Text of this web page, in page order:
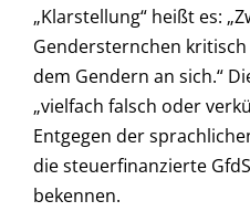
„Klarstellung“ heißt es:
Gendersternchen
dem Gendern an sich.“
„vielfach falsch oder
Entgegen der
die steuerfinanzierte
bekennen.